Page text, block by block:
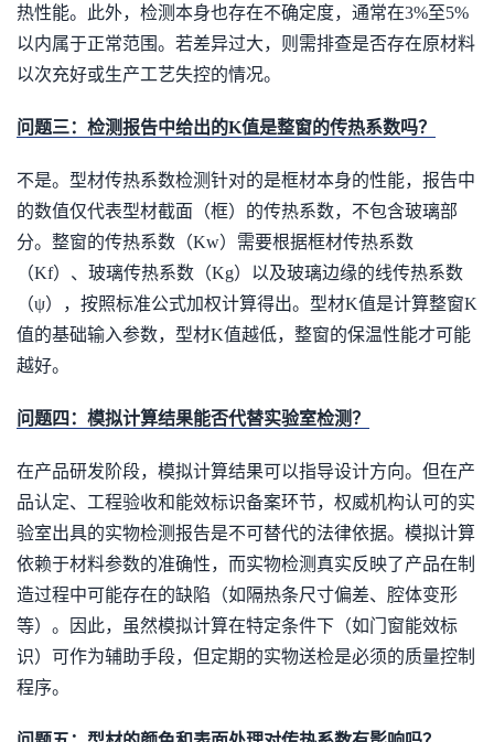
热性能。此外，检测本身也存在不确定度，通常在3%至5%
以内属于正常范围。若差异过大，则需排查是否存在原材料
以次充好或生产工艺失控的情况。
问题三：检测报告中给出的K值是整窗的传热系数吗？
不是。型材传热系数检测针对的是框材本身的性能，报告中
的数值仅代表型材截面（框）的传热系数，不包含玻璃部
分。整窗的传热系数（Kw）需要根据框材传热系数
（Kf）、玻璃传热系数（Kg）以及玻璃边缘的线传热系数
（ψ），按照标准公式加权计算得出。型材K值是计算整窗K
值的基础输入参数，型材K值越低，整窗的保温性能才可能
越好。
问题四：模拟计算结果能否代替实验室检测？
在产品研发阶段，模拟计算结果可以指导设计方向。但在产
品认定、工程验收和能效标识备案环节，权威机构认可的实
验室出具的实物检测报告是不可替代的法律依据。模拟计算
依赖于材料参数的准确性，而实物检测真实反映了产品在制
造过程中可能存在的缺陷（如隔热条尺寸偏差、腔体变形
等）。因此，虽然模拟计算在特定条件下（如门窗能效标
识）可作为辅助手段，但定期的实物送检是必须的质量控制
程序。